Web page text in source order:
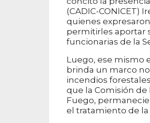
(CADIC-CONICET)
quienes
permitirles aportar
funcionarias de la
Luego, ese mismo
brinda un marco
incendios
que la Comisión de
Fuego,
el tratamiento de la